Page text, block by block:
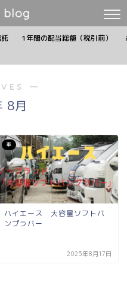
blog
1年間の配当総額（税引前）
―
8月
車
ハイエース 大容量ソフトバ
ンプラバー
2025年8月17日